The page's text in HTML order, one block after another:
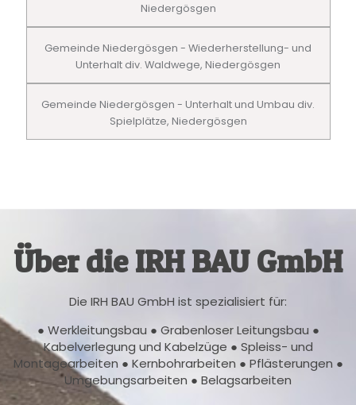
Niedergösgen
Gemeinde Niedergösgen - Wiederherstellung- und
Unterhalt div. Waldwege, Niedergösgen
Gemeinde Niedergösgen - Unterhalt und Umbau div.
Spielplätze, Niedergösgen
Über die IRH BAU GmbH
Die IRH BAU GmbH ist spezialisiert für:
● Werkleitungsbau ● Grabenloser Leitungsbau ●
Kabelverlegung und Kabelzüge ● Spleiss- und
Montagearbeiten ● Kernbohrarbeiten ● Pflästerungen ●
Umgebungsarbeiten ● Belagsarbeiten